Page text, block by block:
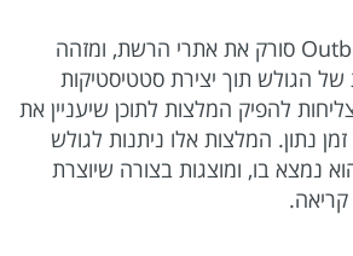
האלגוריתם של Outbrain סורק את אתרי הרשת, ומזהה
של הגולש תוך יצירת סטטיסטיקות
להפיק המלצות לתוכן שיעניין את
נתון. המלצות אלו ניתנות לגולש
נמצא בו, ומוצגות בצורה שיוצרת